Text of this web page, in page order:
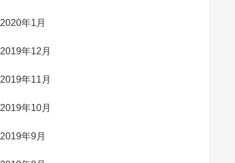
2020年1月
2019年12月
2019年11月
2019年10月
2019年9月